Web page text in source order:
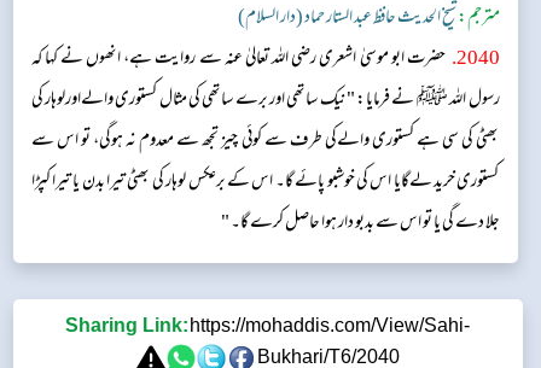
مترجم:شیخ الحدیث حافظ عبد الستار حماد (دار السلام)
2040
. حضرت ابو موسیٰ اشعری رضی اللہ تعالیٰ عنہ سے روایت ہے، انھوں نے کہا کہ
رسول اللہ ﷺ نے فرمایا: "نیک ساتھی اور برے ساتھی کی مثال کستوری والےاورلوہار کی
بھٹی کی سی ہے کستوری والےکی طرف سے کوئی چیز تجھ سے معدوم نہ ہوگی، تو اس سے
کستوری خرید لےگایا اس کی خوشبو پائے گا۔ اس کے برعکس لوہار کی بھٹی تیرا بدن یا تیرا کپڑا
جلا دے گی یا تو اس سے بدبو دار ہوا حاصل کرے گا۔ "
Sharing Link: https://mohaddis.com/View/Sahi-
Bukhari/T6/2040